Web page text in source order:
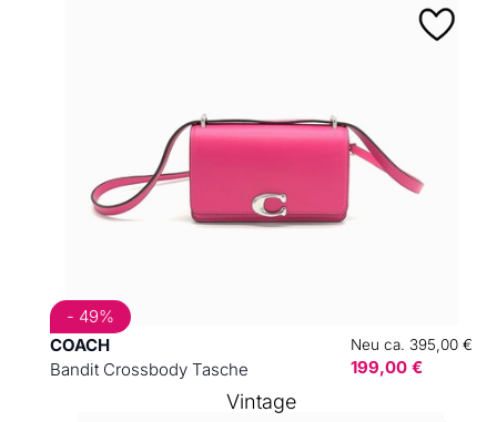
COACH
Bandit Crossbody Tasche
Neu ca. 395,00 €
199,00 €
- 49%
Vintage